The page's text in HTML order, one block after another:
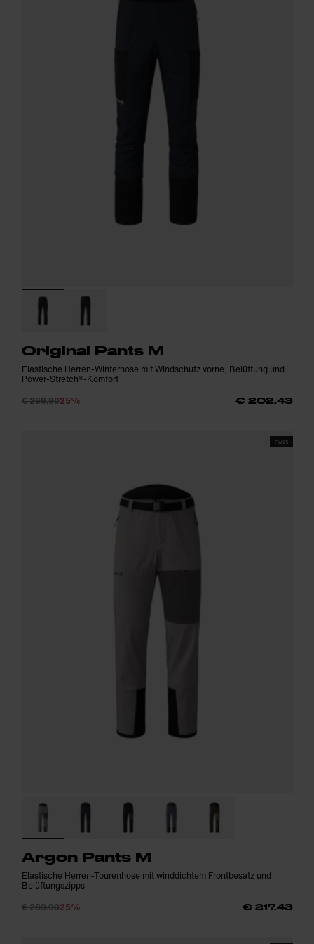
Original Pants M
Elastische Herren-Winterhose mit Windschutz vorne, Belüftung und
Power-Stretch®-Komfort
€ 269.9025% € 202.43
FW25
Argon Pants M
Elastische Herren-Tourenhose mit winddichtem Frontbesatz und
Belüftungszipps
€ 289.9025% € 217.43